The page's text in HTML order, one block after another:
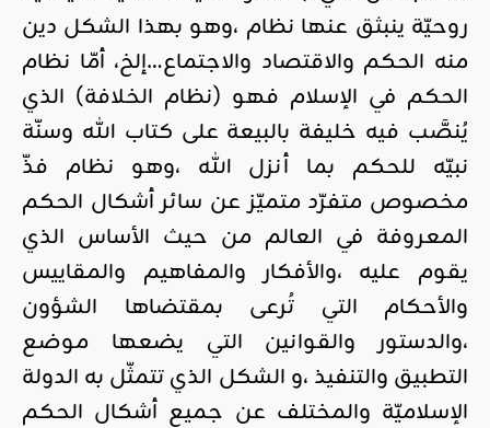
روحيّة ينبثق عنها نظام ،وهو بهذا الشكل دين
منه الحكم والاقتصاد والاجتماع…إلخ، أمّا نظام
الحكم في الإسلام فهو (نظام الخلافة) الذي
يُنصَّب فيه خليفة بالبيعة على كتاب الله وسنّة
نبيّه للحكم بما أنزل الله ،وهو نظام فذّ
مخصوص متفرّد متميّز عن سائر أشكال الحكم
المعروفة في العالم من حيث الأساس الذي
يقوم عليه ،والأفكار والمفاهيم والمقاييس
والأحكام التي تُرعى بمقتضاها الشؤون
،والدستور والقوانين التي يضعها موضع
التطبيق والتنفيذ ،و الشكل الذي تتمثّل به الدولة
الإسلاميّة والمختلف عن جميع أشكال الحكم